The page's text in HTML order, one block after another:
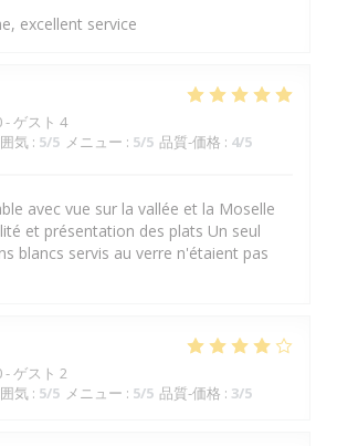
excellent service
- ゲスト 4
気 : 5/5 メニュー : 5/5 品質-価格 : 4/5
avec vue sur la vallée et la Moselle
et présentation des plats Un seul
blancs servis au verre n'étaient pas
- ゲスト 2
気 : 5/5 メニュー : 5/5 品質-価格 : 3/5